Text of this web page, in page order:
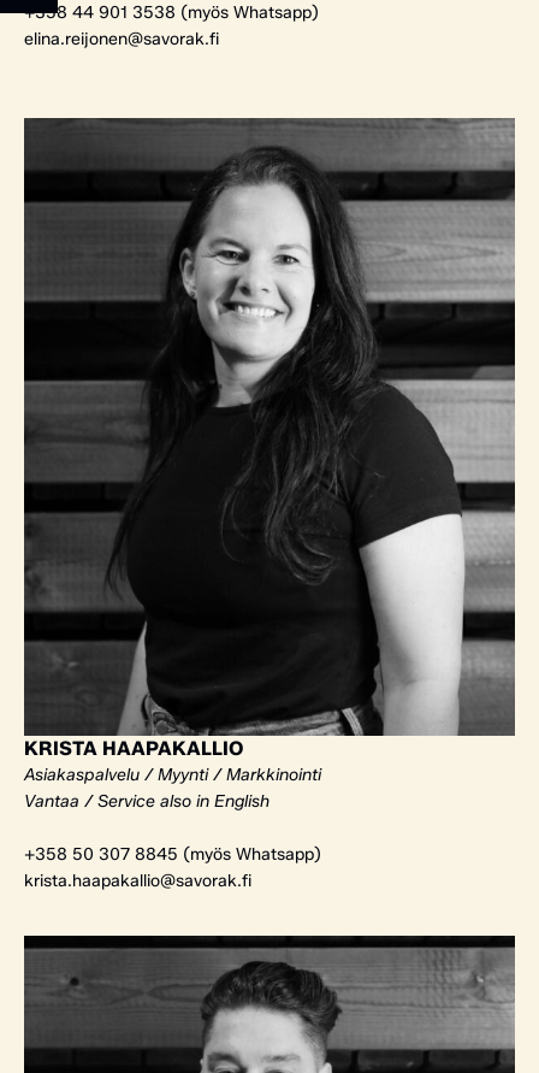
+358 44 901 3538 (myös Whatsapp)
elina.reijonen@savorak.fi
KRISTA HAAPAKALLIO
Asiakaspalvelu / Myynti / Markkinointi
Vantaa / Service also in English
+358 50 307 8845 (myös Whatsapp)
krista.haapakallio@savorak.fi